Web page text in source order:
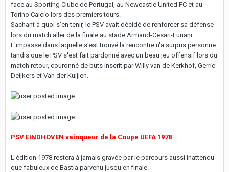
face au Sporting Clube de Portugal, au Newcastle United FC et au
Torino Calcio lors des premiers tours.
Sachant à quoi s'en tenir, le PSV avait décidé de renforcer sa défense
lors du match aller de la finale au stade Armand-Cesari-Furiani.
L'impasse dans laquelle s'est trouvé la rencontre n'a surpris personne
tandis que le PSV s'est fait pardonné avec un beau jeu offensif lors du
match retour, couronné de buts inscrit par Willy van de Kerkhof, Gerrie
Deijkers et Van der Kuijlen.
PSV EINDHOVEN vainqueur de la Coupe UEFA 1978
L'édition 1978 restera à jamais gravée par le parcours aussi inattendu
que fabuleux de Bastia parvenu jusqu'en finale.